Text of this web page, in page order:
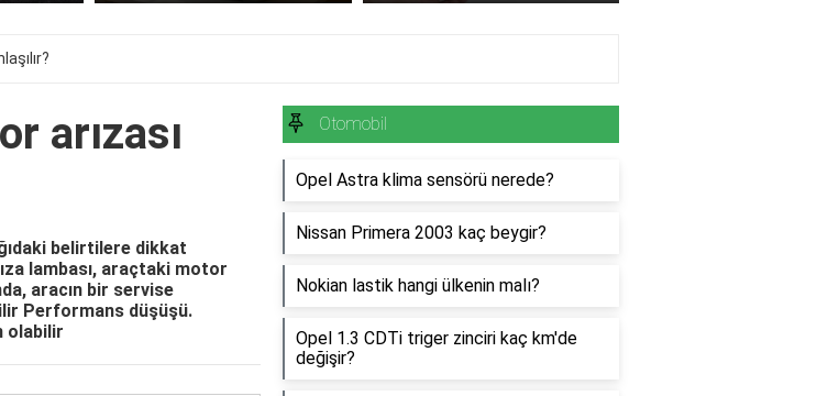
arızası
belirtilere dikkat
lambası, araçtaki motor
aracın bir servise
Performans düşüşü.
olabilir
Otomobil
Opel Astra klima sensörü nerede?
Nissan Primera 2003 kaç beygir?
Nokian lastik hangi ülkenin malı?
Opel 1.3 CDTi triger zinciri kaç km'de
değişir?